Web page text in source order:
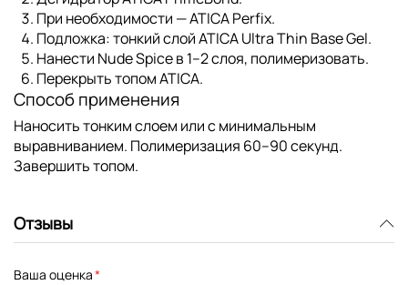
При необходимости —ATICA Perfix.
Подложка: тонкий слойATICA Ultra Thin Base Gel.
Нанести Nude Spiceв 1–2 слоя, полимеризовать.
Перекрыть топом ATICA.
Способ применения
Наносить тонким слоем или с минимальным
выравниванием. Полимеризация 60–90 секунд.
Завершить топом.
Отзывы
Ваша оценка